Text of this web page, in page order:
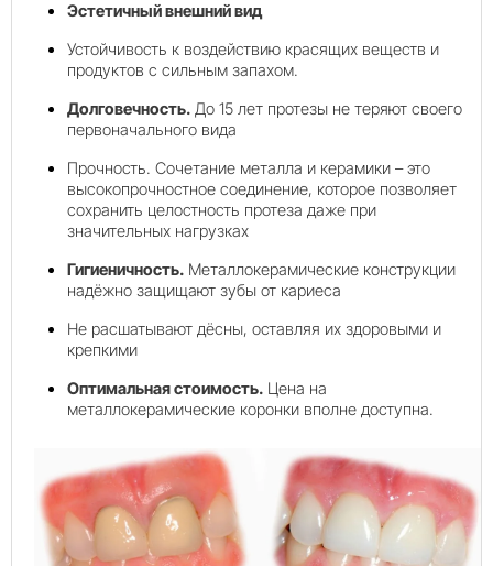
Эстетичный внешний вид
Устойчивость к воздействию красящих веществ и
продуктов с сильным запахом.
Долговечность. До 15 лет протезы не теряют своего
первоначального вида
Прочность. Сочетание металла и керамики – это
высокопрочностное соединение, которое позволяет
сохранить целостность протеза даже при
значительных нагрузках
Гигиеничность. Металлокерамические конструкции
надёжно защищают зубы от кариеса
Не расшатывают дёсны, оставляя их здоровыми и
крепкими
Оптимальная стоимость. Цена на
металлокерамические коронки вполне доступна.